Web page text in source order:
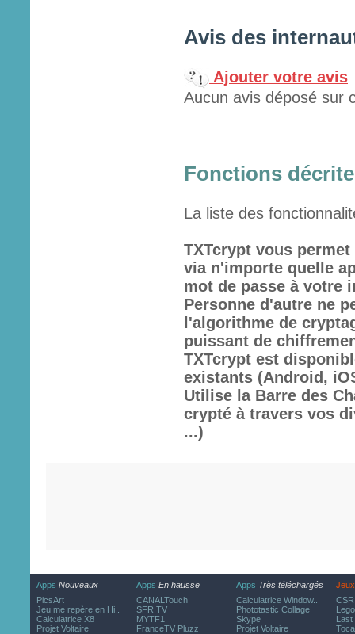
Avis des
Ajouter votre avis
Aucun avis déposé sur
Fonctions
La liste des
TXTcrypt vous
via n'importe quelle
mot de passe à votre
Personne d'autre ne
l'algorithme de
puissant de
TXTcrypt est
existants (Android,
Utilise la Barre des
crypté à travers vos
...)
Apps Nouveaux
PicsArt
Jeu me repère en Hi..
Calculatrice X8
Projet Voltaire
Apps En hausse
CANALTouch
SFR TV
MYTF1
FranceTV Pluzz
Apps Très téléchargés
Calculatrice Window..
Phototastic Collage
Skype
Projet Voltaire
Jeux
Last